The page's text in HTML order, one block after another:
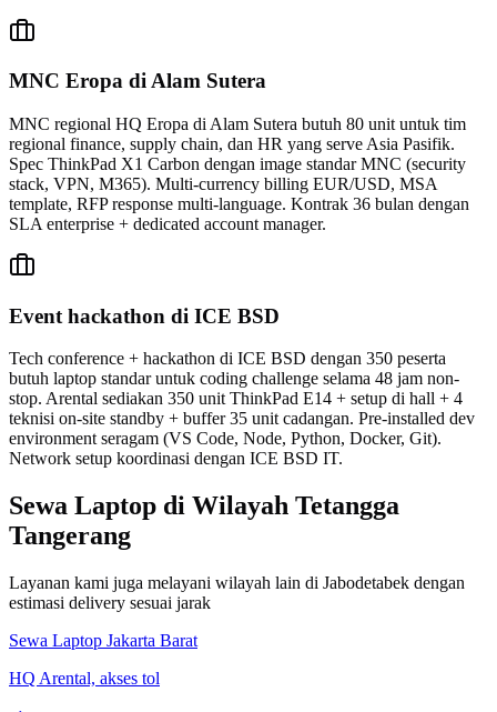
MNC Eropa di Alam Sutera
MNC regional HQ Eropa di Alam Sutera butuh 80 unit untuk tim
regional finance, supply chain, dan HR yang serve Asia Pasifik.
Spec ThinkPad X1 Carbon dengan image standar MNC (security
stack, VPN, M365). Multi-currency billing EUR/USD, MSA
template, RFP response multi-language. Kontrak 36 bulan dengan
SLA enterprise + dedicated account manager.
Event hackathon di ICE BSD
Tech conference + hackathon di ICE BSD dengan 350 peserta
butuh laptop standar untuk coding challenge selama 48 jam non-
stop. Arental sediakan 350 unit ThinkPad E14 + setup di hall + 4
teknisi on-site standby + buffer 35 unit cadangan. Pre-installed dev
environment seragam (VS Code, Node, Python, Docker, Git).
Network setup koordinasi dengan ICE BSD IT.
Sewa Laptop di Wilayah Tetangga
Tangerang
Layanan kami juga melayani wilayah lain di Jabodetabek dengan
estimasi delivery sesuai jarak
Sewa Laptop Jakarta Barat
HQ Arental, akses tol